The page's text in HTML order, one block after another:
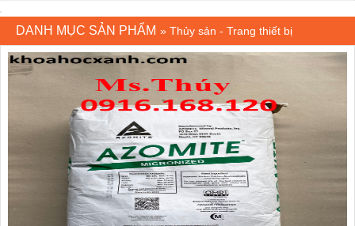
DANH MỤC SẢN PHẨM » Thủy sản - Trang thiết bị